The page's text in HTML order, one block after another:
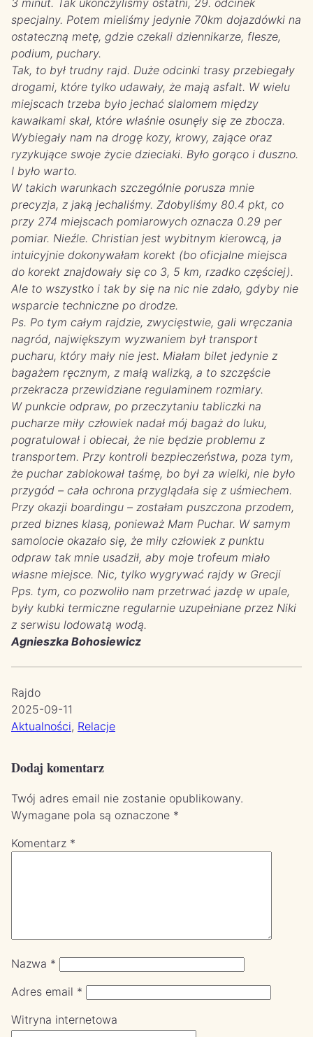
3 minut. Tak ukończyliśmy ostatni, 29. odcinek
specjalny. Potem mieliśmy jedynie 70km dojazdówki na
ostateczną metę, gdzie czekali dziennikarze, flesze,
podium, puchary.
Tak, to był trudny rajd. Duże odcinki trasy przebiegały
drogami, które tylko udawały, że mają asfalt. W wielu
miejscach trzeba było jechać slalomem między
kawałkami skał, które właśnie osunęły się ze zbocza.
Wybiegały nam na drogę kozy, krowy, zające oraz
ryzykujące swoje życie dzieciaki. Było gorąco i duszno.
I było warto.
W takich warunkach szczególnie porusza mnie
precyzja, z jaką jechaliśmy. Zdobyliśmy 80.4 pkt, co
przy 274 miejscach pomiarowych oznacza 0.29 per
pomiar. Nieźle. Christian jest wybitnym kierowcą, ja
intuicyjnie dokonywałam korekt (bo oficjalne miejsca
do korekt znajdowały się co 3, 5 km, rzadko częściej).
Ale to wszystko i tak by się na nic nie zdało, gdyby nie
wsparcie techniczne po drodze.
Ps. Po tym całym rajdzie, zwycięstwie, gali wręczania
nagród, największym wyzwaniem był transport
pucharu, który mały nie jest. Miałam bilet jedynie z
bagażem ręcznym, z małą walizką, a to szczęście
przekracza przewidziane regulaminem rozmiary.
W punkcie odpraw, po przeczytaniu tabliczki na
pucharze miły człowiek nadał mój bagaż do luku,
pogratulował i obiecał, że nie będzie problemu z
transportem. Przy kontroli bezpieczeństwa, poza tym,
że puchar zablokował taśmę, bo był za wielki, nie było
przygód – cała ochrona przyglądała się z uśmiechem.
Przy okazji boardingu – zostałam puszczona przodem,
przed biznes klasą, ponieważ Mam Puchar. W samym
samolocie okazało się, że miły człowiek z punktu
odpraw tak mnie usadził, aby moje trofeum miało
własne miejsce. Nic, tylko wygrywać rajdy w Grecji
Pps. tym, co pozwoliło nam przetrwać jazdę w upale,
były kubki termiczne regularnie uzupełniane przez Niki
z serwisu lodowatą wodą.
Agnieszka Bohosiewicz
Rajdo
2025-09-11
Aktualności, Relacje
Dodaj komentarz
Twój adres email nie zostanie opublikowany.
Wymagane pola są oznaczone *
Komentarz *
Nazwa *
Adres email *
Witryna internetowa